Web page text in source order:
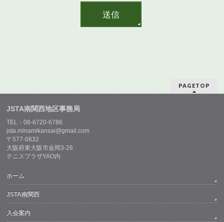
PAGETOP
JSTA南関西地区事務局
TEL：06-6720-6786
jsta.minamikansai@gmail.com
〒577-0832
大阪府東大阪市金岡3-26
テニスプラザYAO内
ホーム
JSTA南関西
入会案内